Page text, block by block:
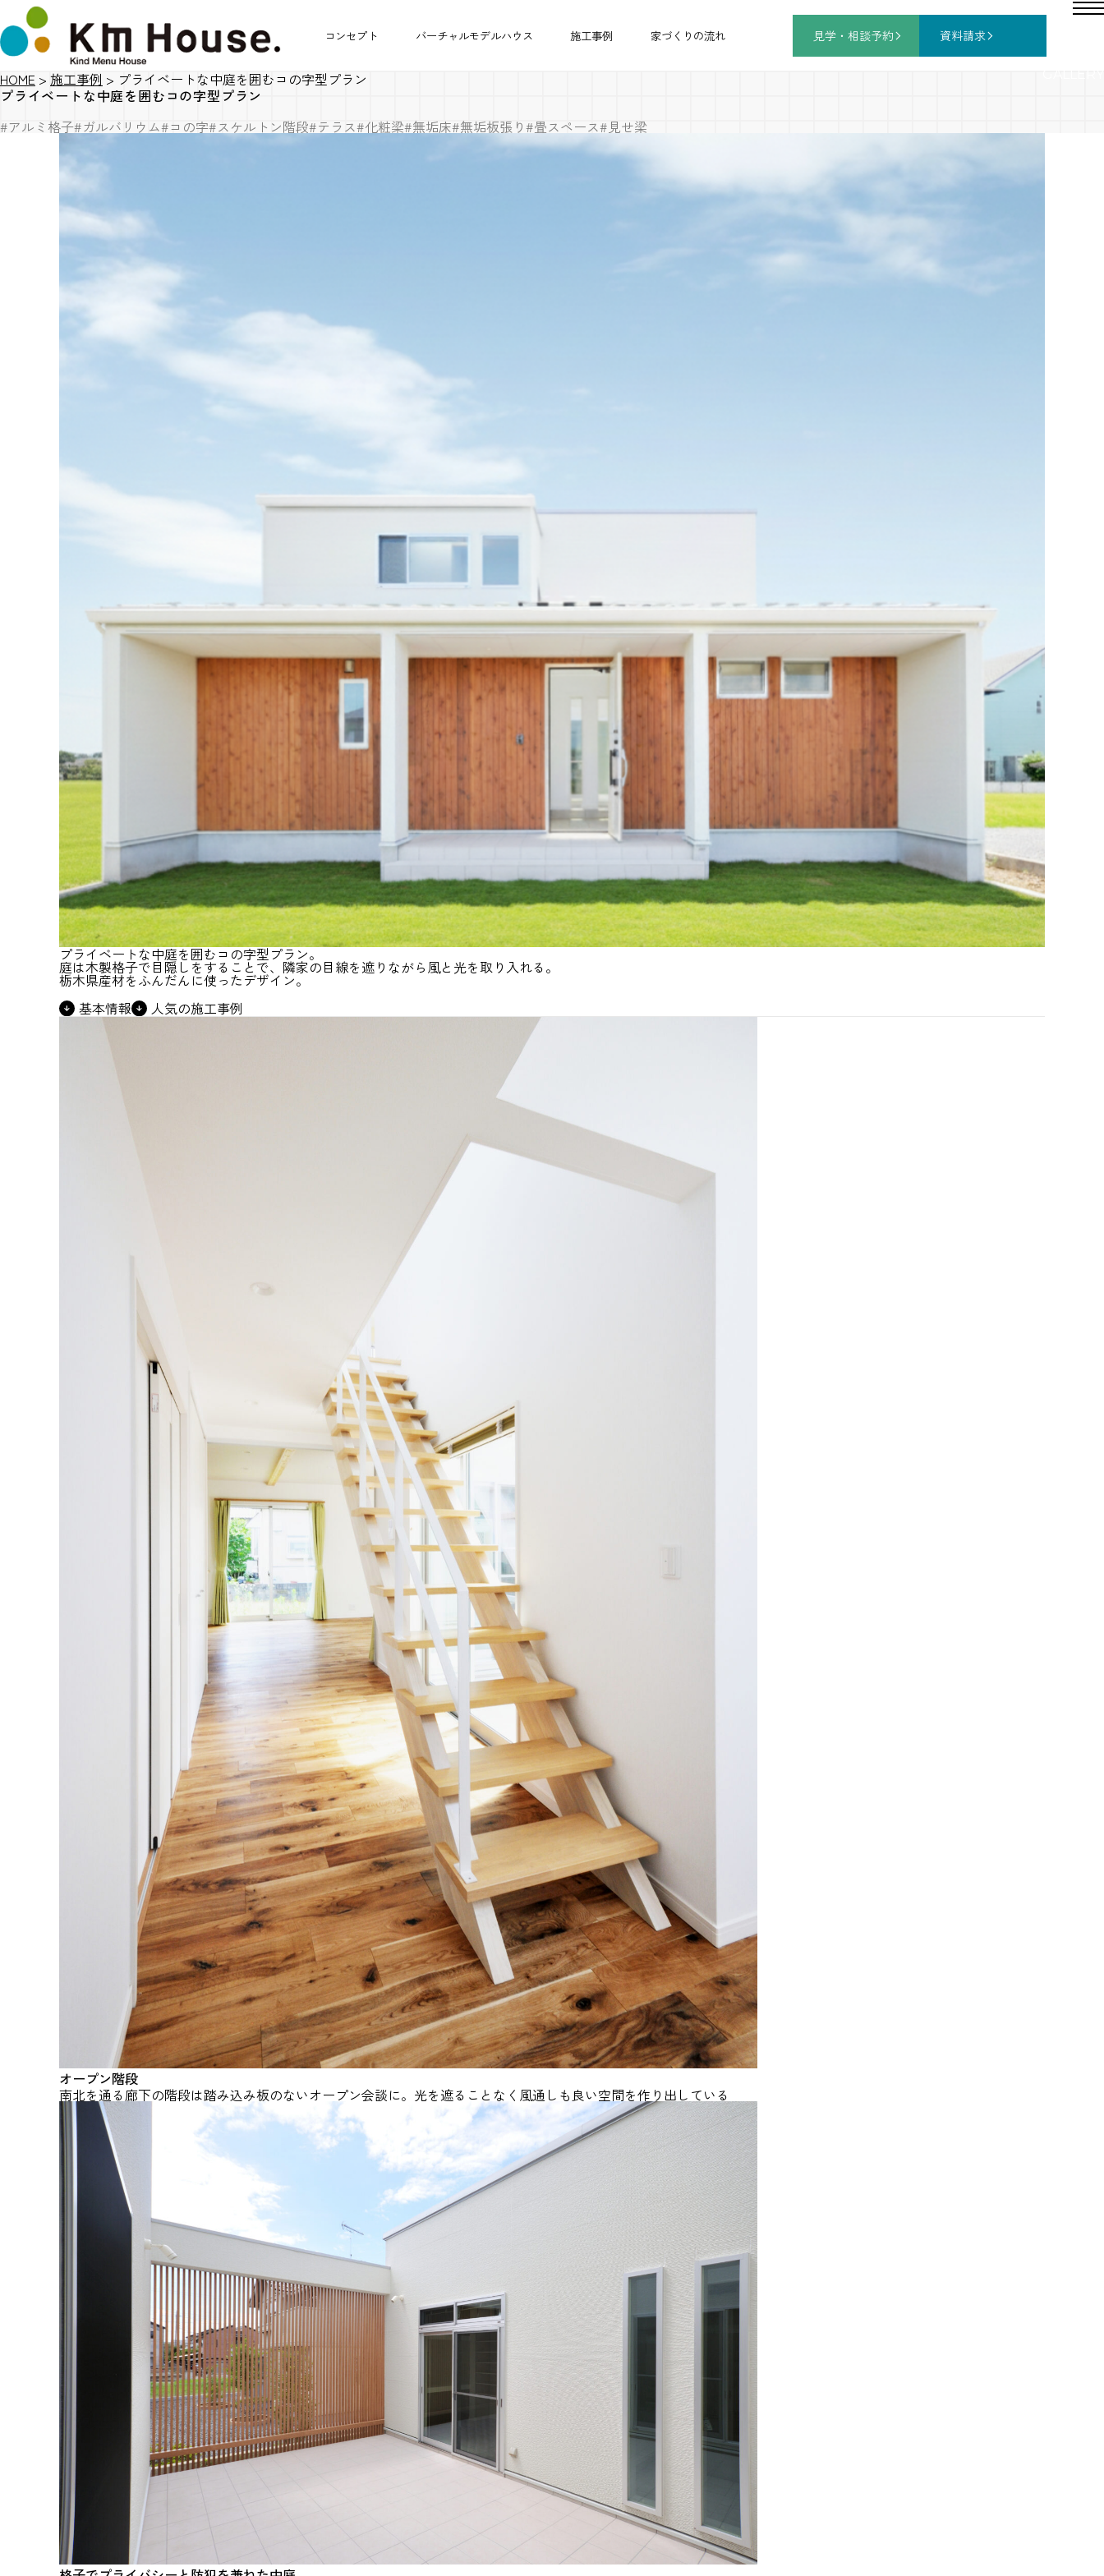
コンセプト バーチャルモデルハウス 施工事例 家づくりの流れ 見学・相談予約 資料請求
HOME > 施工事例 > プライベートな中庭を囲むコの字型プラン
プライベートな中庭を囲むコの字型プラン
#アルミ格子#ガルバリウム#コの字#スケルトン階段#テラス#化粧梁#無垢床#無垢板張り#畳スペース#見せ梁
プライベートな中庭を囲むコの字型プラン。
庭は木製格子で目隠しをすることで、隣家の目線を遮りながら風と光を取り入れる。
栃木県産材をふんだんに使ったデザイン。
基本情報
人気の施工事例
オープン階段
南北を通る廊下の階段は踏み込み板のないオープン会談に。光を遮ることなく風通しも良い空間を作り出している